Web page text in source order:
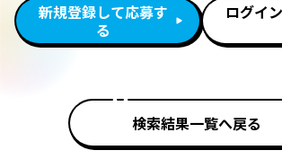
新規登録して応募す
る
ログイ
検索結果一覧へ戻る